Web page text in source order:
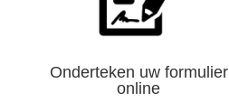
Onderteken uw formulier
online